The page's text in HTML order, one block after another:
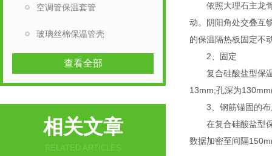
空调管保温套管
玻璃丝棉保温管壳
查看全部
相关文章
RELATED ARTICLES
依照大理石主龙骨
动。阴阳角处交叠互
的保温隔热板固定不
2、固定
复合硅酸盐型保温
13mm;孔深为
3、钢筋锚固的布
在复合硅酸盐型保
数据加密至间隔